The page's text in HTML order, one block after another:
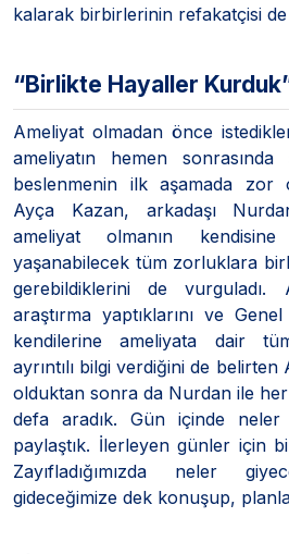
kalarak birbirlerinin refakatçisi
“Birlikte Hayaller
Ameliyat olmadan önce
ameliyatın hemen sonrasında
beslenmenin ilk aşamada zor
Ayça Kazan, arkadaşı
ameliyat olmanın
yaşanabilecek tüm zorluklara
gerebildiklerini de
araştırma yaptıklarını ve
kendilerine ameliyata dair
ayrıntılı bilgi verdiğini de
olduktan sonra da Nurdan ile
defa aradık. Gün içinde neler
paylaştık. İlerleyen günler için
Zayıfladığımızda neler
gideceğimize dek konuşup,